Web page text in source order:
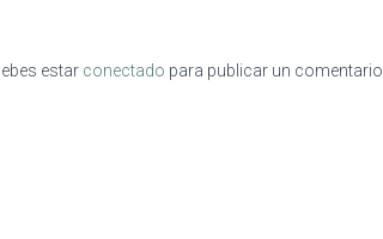
estar conectado para publicar un comentario.